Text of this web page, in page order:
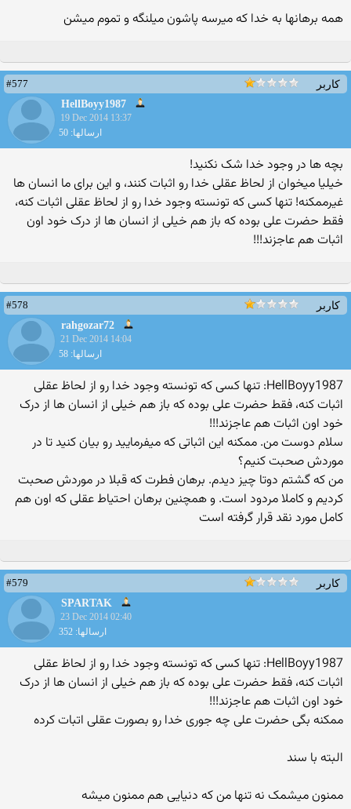
همه برهانها به خدا که میرسه پاشون میلنگه و تموم میشن
کاربر
#577
HellBoyy1987
19 Dec 2014 13:37
ارسالها: 50
بچه ها در وجود خدا شک نکنید!
خیلیا میخوان از لحاظ عقلی خدا رو اثبات کنند، و این برای ما انسان ها
غیرممکنه! تنها کسی که تونسته وجود خدا رو از لحاظ عقلی اثبات کنه،
فقط حضرت علی بوده که باز هم خیلی از انسان ها از درک خود اون
اثبات هم عاجزند!!!
کاربر
#578
rahgozar72
21 Dec 2014 14:04
ارسالها: 58
HellBoyy1987: تنها کسی که تونسته وجود خدا رو از لحاظ عقلی
اثبات کنه، فقط حضرت علی بوده که باز هم خیلی از انسان ها از درک
خود اون اثبات هم عاجزند!!!
سلام دوست من. ممکنه این اثباتی که میفرمایید رو بیان کنید تا در
موردش صحبت کنیم؟
من که گشتم دوتا چیز دیدم. برهان فطرت که قبلا در موردش صحبت
کردیم و کاملا مردود است. و همچنین برهان احتیاط عقلی که اون هم
کامل مورد نقد قرار گرفته است
کاربر
#579
SPARTAK
23 Dec 2014 02:40
ارسالها: 352
HellBoyy1987: تنها کسی که تونسته وجود خدا رو از لحاظ عقلی
اثبات کنه، فقط حضرت علی بوده که باز هم خیلی از انسان ها از درک
خود اون اثبات هم عاجزند!!!
ممکنه بگی حضرت علی چه جوری خدا رو بصورت عقلی اتبات کرده
البته با سند
ممنون میشمک نه تنها من که دنیایی هم ممنون میشه